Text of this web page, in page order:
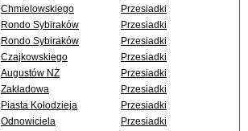
Chmielowskiego
Przesiadki
Rondo Sybiraków
Przesiadki
Rondo Sybiraków
Przesiadki
Czajkowskiego
Przesiadki
Augustów NŻ
Przesiadki
Zakładowa
Przesiadki
Piasta Kołodzieja
Przesiadki
Odnowiciela
Przesiadki